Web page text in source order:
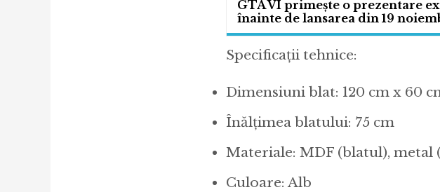
GTA VI primește o prezentare
înainte de lansarea din 19
Specificații tehnice:
Dimensiuni blat: 120 cm x 60
Înălțimea blatului: 75 cm
Materiale: MDF (blatul), metal
Culoare: Alb